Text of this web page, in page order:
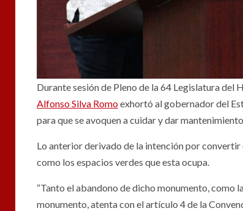
Durante sesión de Pleno de la 64 Legislatura
Alfonso Silva Romoexhortó al gobernador del
para que se avoquen a cuidar y dar
Lo anterior derivado de la intención por convertir
como los espacios verdes que esta ocupa.
“Tanto el abandono de dicho monumento, como
monumento, atenta con el artículo 4 de la